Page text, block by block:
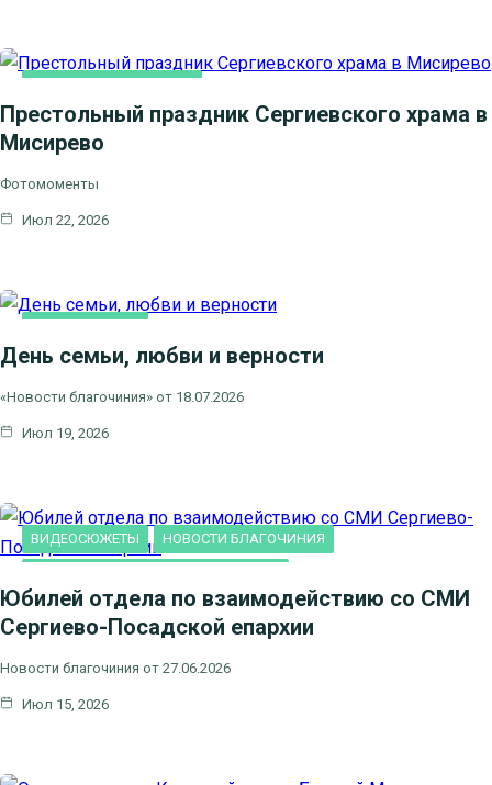
Престольный праздник Сергиевского храма в
Мисирево
Фотомоменты
Июл 22, 2026
НОВОСТИ БЛАГОЧИНИЯ
НОВОСТИ КЛИНСКОГО
День семьи, любви и верности
«Новости благочиния» от 18.07.2026
Июл 19, 2026
ВИДЕОСЮЖЕТЫ НОВОСТИ БЛАГОЧИНИЯ
Юбилей отдела по взаимодействию со СМИ
Сергиево-Посадской епархии
Новости благочиния от 27.06.2026
Июл 15, 2026